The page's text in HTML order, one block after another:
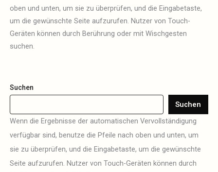
oben und unten, um sie zu überprüfen, und die Eingabetaste,
um die gewünschte Seite aufzurufen. Nutzer von Touch-
Geräten können durch Berührung oder mit Wischgesten
suchen.
Suchen
Suchen
Wenn die Ergebnisse der automatischen Vervollständigung
verfügbar sind, benutze die Pfeile nach oben und unten, um
sie zu überprüfen, und die Eingabetaste, um die gewünschte
Seite aufzurufen. Nutzer von Touch-Geräten können durch